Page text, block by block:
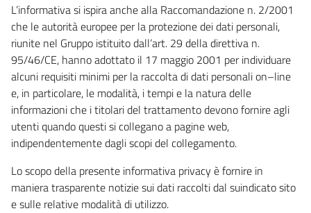
L’informativa si ispira anche alla Raccomandazione n. 2/2001
che le autorità europee per la protezione dei dati personali,
riunite nel Gruppo istituito dall’art. 29 della direttiva n.
95/46/CE, hanno adottato il 17 maggio 2001 per individuare
alcuni requisiti minimi per la raccolta di dati personali on–line
e, in particolare, le modalità, i tempi e la natura delle
informazioni che i titolari del trattamento devono fornire agli
utenti quando questi si collegano a pagine web,
indipendentemente dagli scopi del collegamento.
Lo scopo della presente informativa privacy è fornire in
maniera trasparente notizie sui dati raccolti dal suindicato sito
e sulle relative modalità di utilizzo.